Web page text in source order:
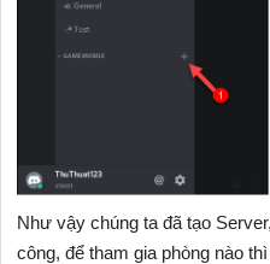
Như vậy chúng ta đã tạo
công, để tham gia phòng nào